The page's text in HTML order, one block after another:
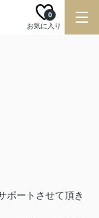
お気に入り
0
ポートさせて頂き